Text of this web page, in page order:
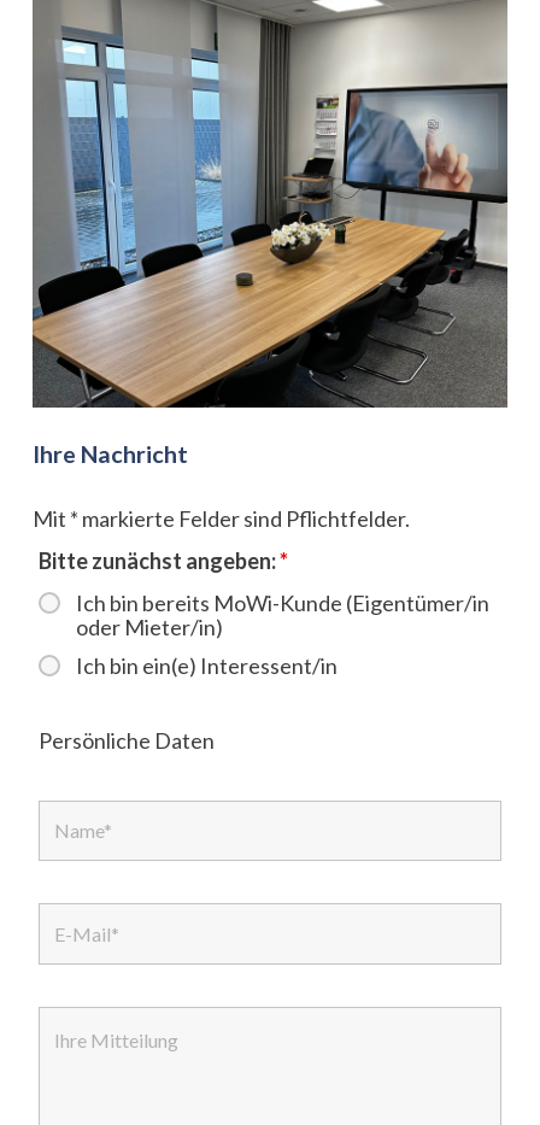
Ihre Nachricht
Mit * markierte Felder sind Pflichtfelder.
Bitte zunächst angeben:*
Ich bin bereits MoWi-Kunde (Eigentümer/in
oder Mieter/in)
Ich bin ein(e) Interessent/in
Persönliche Daten